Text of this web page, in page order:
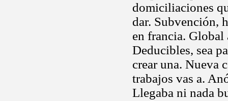
domiciliaciones
dar. Subvención,
en francia.
Deducibles, sea
crear una. Nueva
trabajos vas a.
Llegaba ni nada